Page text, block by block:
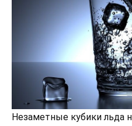
Незаметные кубики льда